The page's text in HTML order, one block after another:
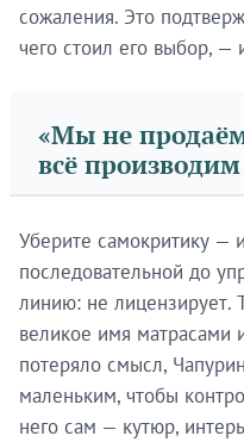
сожаления. Это
чего стоил его выбор, —
«Мы не
всё
Уберите самокритику —
последовательной до
линию: не лицензирует.
великое имя матрасами
потеряло смысл,
маленьким, чтобы
него сам — кутюр,